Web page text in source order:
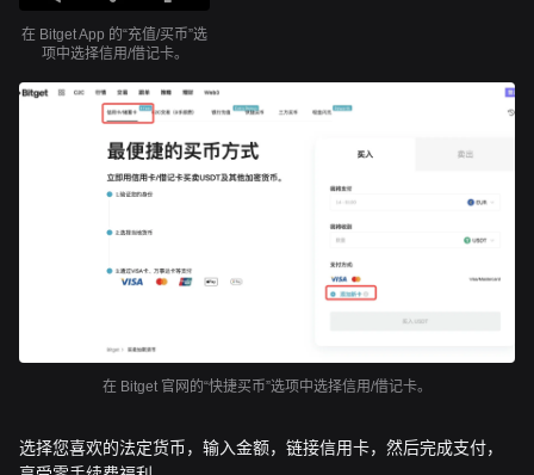
在 Bitget App 的“充值/买币”选
项中选择信用/借记卡。
在 Bitget 官网的“快捷买币”选项中选择信用/借记卡。
选择您喜欢的法定货币，输入金额，链接信用卡，然后完成支付，